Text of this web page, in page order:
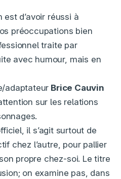
d’avoir réussi à
préoccupations bien
traite par
avec humour, mais en
adaptateur Brice Cauvin
sur les relations
il s’agit surtout de
chez l’autre, pour pallier
propre chez-soi. Le titre
on examine pas, dans